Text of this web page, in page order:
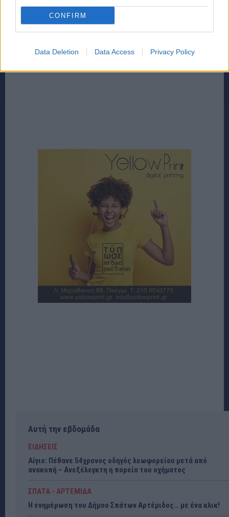
CONFIRM
Data Deletion Data Access Privacy Policy
Αυτή την εβδομάδα
ΕΙΔΗΣΕΙΣ
Αίγιο: Πέθανε 54χρονος οδηγός λεωφορείου μετά από
ανακοπή – Ανεξέλεγκτη η πορεία του οχήματος
ΣΠΑΤΑ - ΑΡΤΕΜΙΔΑ
Η ενημέρωση του Δήμου Σπάτων Αρτέμιδος… με ένα κλικ!